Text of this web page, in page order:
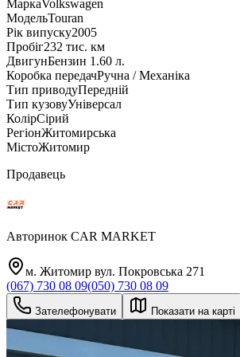
МаркаVolkswagen
МодельTouran
Рік випуску2005
Пробіг232 тис. км
ДвигунБензин 1.60 л.
Коробка передачРучна / Механіка
Тип приводуПередній
Тип кузовуУніверсал
КолірСірий
РегіонЖитомирська
МістоЖитомир
Продавець
Авторинок CAR MARKET
м. Житомир вул. Покровська 271
(067) 730 08 09(050) 730 08 09
Зателефонувати Показати на карті